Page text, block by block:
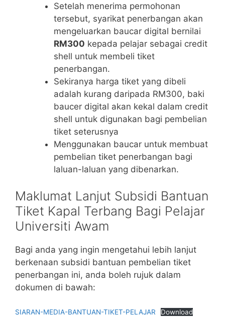
Setelah menerima permohonan
tersebut, syarikat penerbangan akan
mengeluarkan baucar digital bernilai
RM300 kepada pelajar sebagai credit
shell untuk membeli tiket
penerbangan.
Sekiranya harga tiket yang dibeli
adalah kurang daripada RM300, baki
baucer digital akan kekal dalam credit
shell untuk digunakan bagi pembelian
tiket seterusnya
Menggunakan baucar untuk membuat
pembelian tiket penerbangan bagi
laluan-laluan yang dibenarkan.
Maklumat Lanjut Subsidi Bantuan
Tiket Kapal Terbang Bagi Pelajar
Universiti Awam
Bagi anda yang ingin mengetahui lebih lanjut
berkenaan subsidi bantuan pembelian tiket
penerbangan ini, anda boleh rujuk dalam
dokumen di bawah:
SIARAN-MEDIA-BANTUAN-TIKET-PELAJAR Download